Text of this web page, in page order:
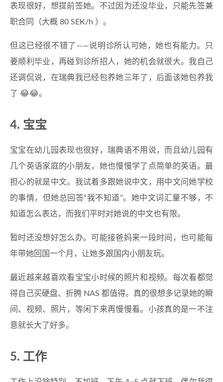
表现很好，想提前签她。不过因为还没毕业，只能先签兼
职合同（大概 80 SEK/h ）。
但这已经很不错了——说明诊所认可她，她也有能力。只
要顺利毕业，再碰到诊所招人，她的机会就很大。我自己
还调侃说，在瑞典我已经包养她三年了，后面该她包养我
了 😂😂。
4. 宝宝
宝宝在幼儿园表现也很好，瑞典语不用说，而且幼儿园有
几个英语家庭的小朋友，她也慢慢学了点简单的英语。最
担心的就是中文。我试着多跟她说中文，用中文问她学校
的事情，但她总回答“我不知道”。她中文词汇量不够，不
知道怎么表达，而我们平时对她说的中文也有限。
暂时还没想好怎么办。可能接爸妈来一段时间，也可能每
年带她回国一个月，让她多跟国内小朋友玩。
最近越来越喜欢看宝宝小时候的照片和视频。每次看都觉
得自己买硬盘、折腾 NAS 都值得。真的很想多记录她的瞬
间、视频、照片，等闲下来再慢慢看。小孩真的是一不注
意就长大了好多。
5. 工作